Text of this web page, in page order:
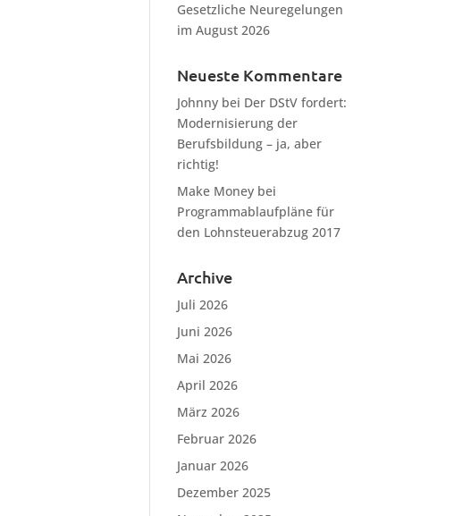
Gesetzliche Neuregelungen
im August 2026
Neueste Kommentare
Johnny bei Der DStV fordert:
Modernisierung der
Berufsbildung – ja, aber
richtig!
Make Money bei
Programmablaufpläne für
den Lohnsteuerabzug 2017
Archive
Juli 2026
Juni 2026
Mai 2026
April 2026
März 2026
Februar 2026
Januar 2026
Dezember 2025